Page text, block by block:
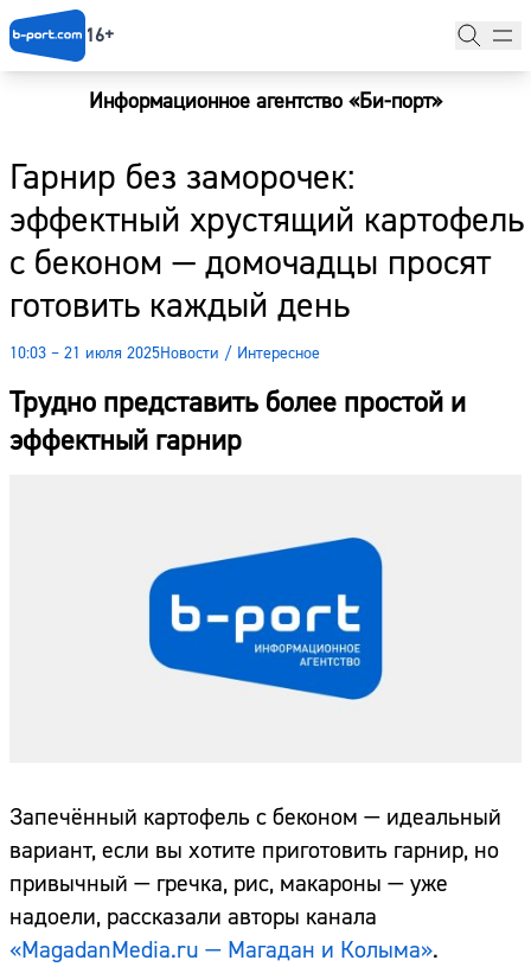
16+
Информационное агентство «Би-порт»
Гарнир без заморочек:
эффектный хрустящий картофель
с беконом — домочадцы просят
готовить каждый день
10:03 – 21 июля 2025Новости / Интересное
Трудно представить более простой и
эффектный гарнир
Запечённый картофель с беконом — идеальный
вариант, если вы хотите приготовить гарнир, но
привычный — гречка, рис, макароны — уже
надоели, рассказали авторы канала
«MagadanMedia.ru — Магадан и Колыма».
Новости
Наши гости
Фоторепортажи
Погода
Курсы валют